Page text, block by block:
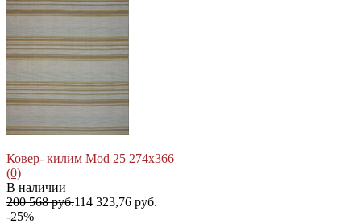
избранное сравнить
Ковер- килим Mod 25 274x366
(0)
В наличии
200 568 руб.114 323,76 руб.
-25%